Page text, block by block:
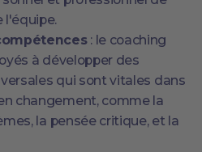
l'équipe.
: le coaching
à développer des
qui sont vitales dans
changement, comme la
la pensée critique, et la